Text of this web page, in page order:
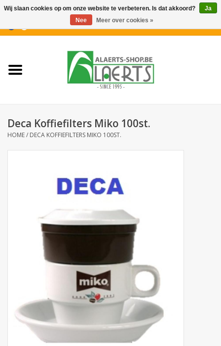
Nieuwigheden
Koffiekoekjes
Aperitiefkoekjes
Kassarollen
Cleaning-producten
Deca Koffiefilters Miko 100st.
HOME/ DECA KOFFIEFILTERS MIKO 100ST.
Wij slaan cookies op om onze website te verbeteren. Is dat akkoord?
Ja
Nee
Meer over cookies »